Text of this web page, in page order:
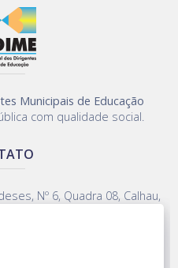
Municipais de Educação
com qualidade social.
Nº 6, Quadra 08, Calhau,